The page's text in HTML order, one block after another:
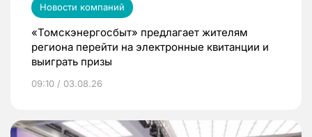
Новости компаний
«Томскэнергосбыт» предлагает жителям
региона перейти на электронные квитанции и
выиграть призы
09:10 / 03.08.26